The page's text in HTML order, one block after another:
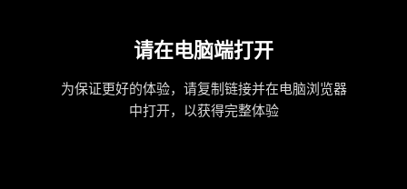
请在电脑端打开
为保证更好的体验，请复制链接并在电脑浏览器
中打开，以获得完整体验